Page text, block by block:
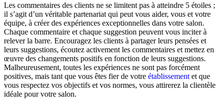
Les commentaires des clients ne se limitent pas à atteindre 5 étoiles ;
il s’agit d’un véritable partenariat qui peut vous aider, vous et votre
équipe, à créer des expériences exceptionnelles dans votre salon.
Chaque commentaire et chaque suggestion peuvent vous inciter à
relever la barre. Encouragez les clients à partager leurs pensées et
leurs suggestions, écoutez activement les commentaires et mettez en
œuvre des changements positifs en fonction de leurs suggestions.
Malheureusement, toutes les expériences ne sont pas forcément
positives, mais tant que vous êtes fier de votre établissement et que
vous respectez vos objectifs et vos normes, vous attirerez la clientèle
idéale pour votre salon.